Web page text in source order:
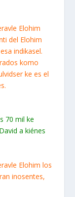
Elohim
del Elohim
indikasel.
komo
ke es el
70 mil ke
a kiénes
Elohim los
inosentes,